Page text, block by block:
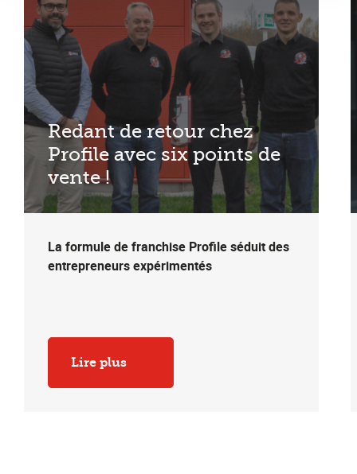
Redant de retour chez
Profile avec six points de
vente !
La formule de franchise Profile séduit des
entrepreneurs expérimentés
Lire plus